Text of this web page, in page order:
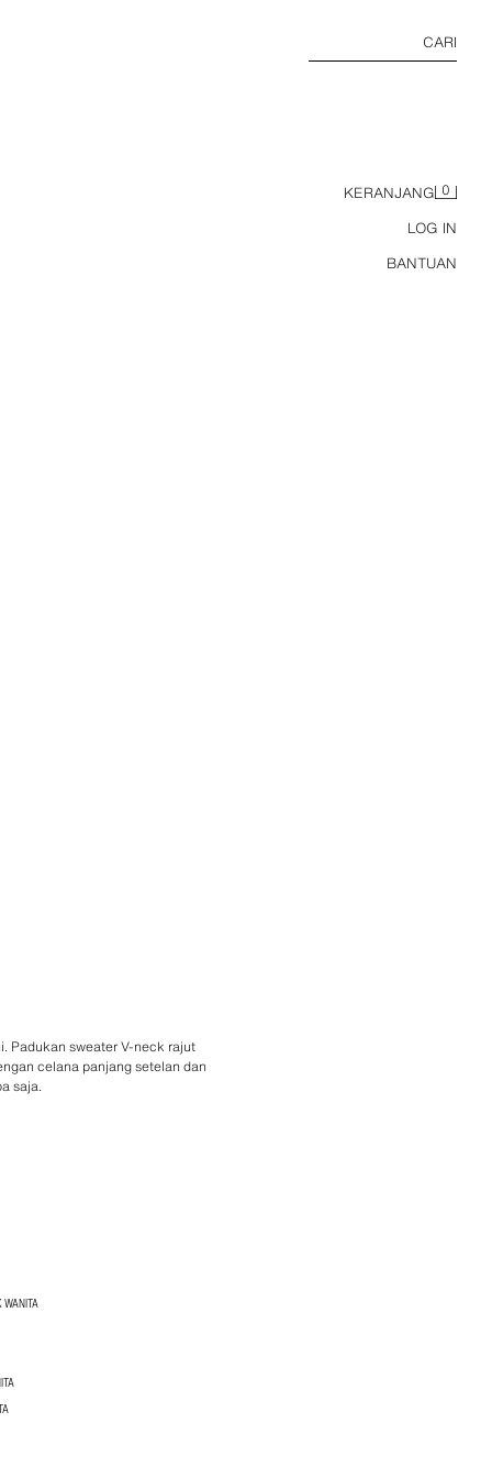
CARI
KERANJANG 0
LOG IN
BANTUAN
Padukan sweater V-neck rajut
celana panjang setelan dan
saja.
WANITA